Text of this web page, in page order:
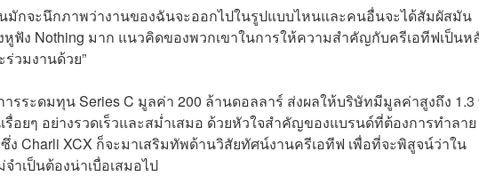
มักจะนึกภาพว่างานของฉันจะออกไปในรูปแบบไหนและคนอื่นจะได้สัมผัสมัน
ฟัง Nothing มาก แนวคิดของพวกเขาในการให้ความสำคัญกับครีเอทีฟเป็นห
วมงานด้วย”
รระดมทุน Series C มูลค่า 200 ล้านดอลลาร์ ส่งผลให้บริษัทมีมูลค่าสูงถึง
อยๆ อย่างรวดเร็วและสม่ำเสมอ ด้วยหัวใจสำคัญของแบรนด์ที่ต้องการทำลาย
ง Charli XCX ก็จะมาเสริมทัพด้านวิสัยทัศน์งานครีเอทีฟ เพื่อที่จะพิสูจน์ว่าใน
ำเป็นต้องน่าเบื่อเสมอไป